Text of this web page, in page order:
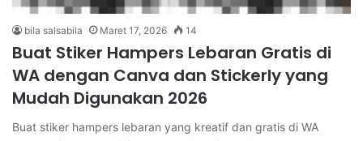
bila salsabila Maret 17, 2026 14
Buat Stiker Hampers Lebaran Gratis di
WA dengan Canva dan Stickerly yang
Mudah Digunakan 2026
Buat stiker hampers lebaran yang kreatif dan gratis di WA